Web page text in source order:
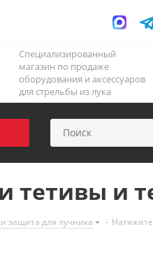
Специализированный
магазин по продаже
оборудования и аксессуаров
для стрельбы из лука
тетивы и
защита для лучника -